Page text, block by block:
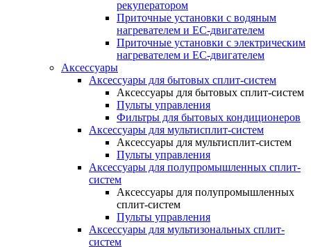
рекуператором
Приточные установки с водяным
нагревателем и EC-двигателем
Приточные установки с электрическим
нагревателем и EC-двигателем
Аксессуары
Аксессуары для бытовых сплит-систем
Аксессуары для бытовых сплит-систем
Пульты управления
Фильтры для бытовых кондиционеров
Аксессуары для мультисплит-систем
Аксессуары для мультисплит-систем
Пульты управления
Аксессуары для полупромышленных сплит-
систем
Аксессуары для полупромышленных
сплит-систем
Пульты управления
Аксессуары для мультизональных сплит-
систем